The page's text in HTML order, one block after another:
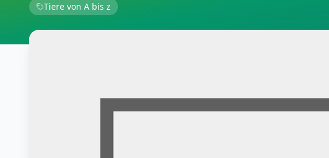
Tiere von A bis z